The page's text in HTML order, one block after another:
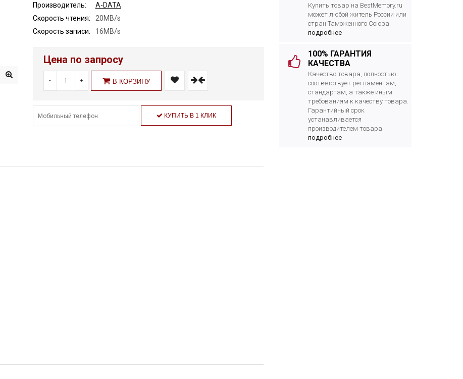
Купить товар на BestMemory.ru
может любой житель России или
стран Таможенного Союза.
подробнее
100% ГАРАНТИЯ
КАЧЕСТВА
Качество товара, полностью
соответствует регламентам,
стандартам, а также иным
требованиям к качеству товара.
Гарантийный срок
устанавливается
производителем товара.
подробнее
Производитель:
A-DATA
Скорость чтения:
20MB/s
Скорость записи:
16MB/s
Цена по запросу
- + В КОРЗИНУ
КУПИТЬ В 1 КЛИК